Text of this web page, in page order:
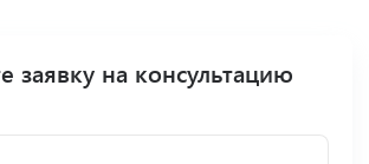
заявку на консультацию